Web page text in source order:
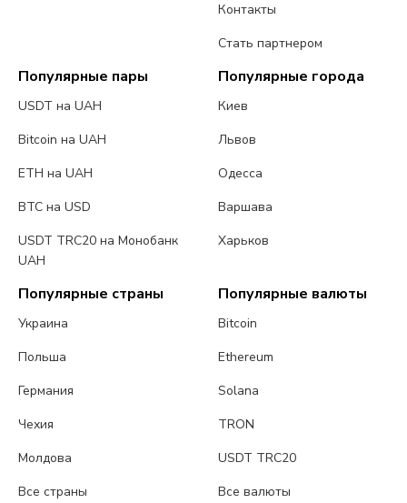
Контакты
Стать партнером
Популярные пары
USDT на UAH
Bitcoin на UAH
ETH на UAH
BTC на USD
USDT TRC20 на Монобанк
UAH
Популярные города
Киев
Львов
Одесса
Варшава
Харьков
Популярные страны
Украина
Польша
Германия
Чехия
Молдова
Все страны
Популярные валюты
Bitcoin
Ethereum
Solana
TRON
USDT TRC20
Все валюты